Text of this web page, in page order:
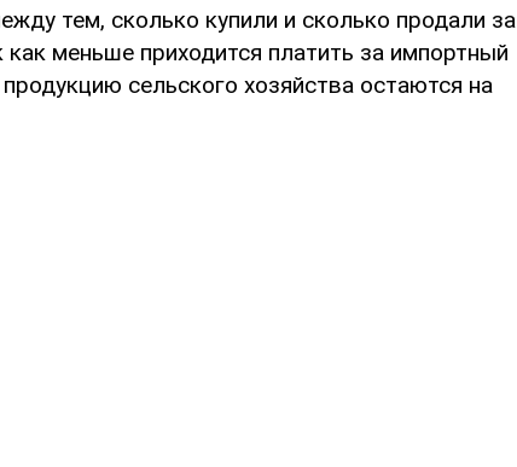
тем, сколько купили и сколько продали за
как меньше приходится платить за импортный
сельского хозяйства остаются на